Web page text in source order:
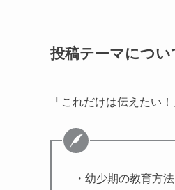
投稿テーマについ
「これだけは伝えたい
・幼少期の教育方法